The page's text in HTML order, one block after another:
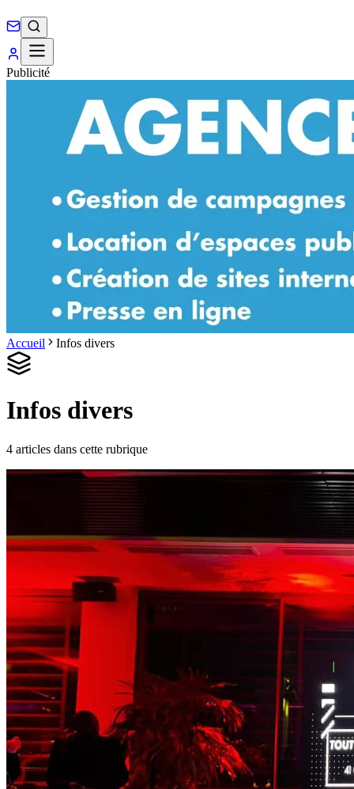
Publicité
Accueil Infos divers
Infos divers
4 articles dans cette rubrique